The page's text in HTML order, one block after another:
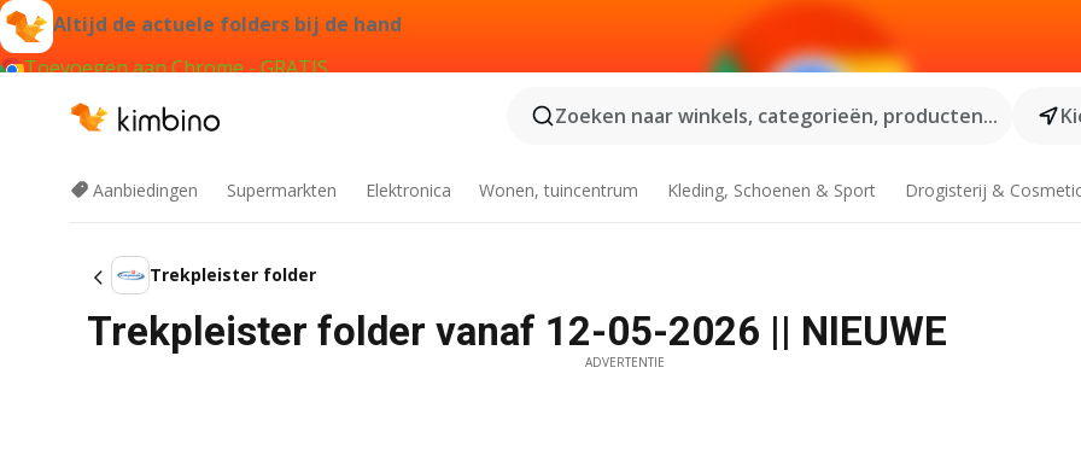
Altijd de actuele folders bij de hand
Toevoegen aan Chrome - GRATIS
Zoeken naar winkels, categorieën, producten...
Aanbiedingen Supermarkten Elektronica Wonen, tuincentrum Kleding, Schoenen & Sport Drogisterij &
Trekpleister folder
Trekpleister folder vanaf 12-05-2026 || NIEUWE
ADVERTENTIE